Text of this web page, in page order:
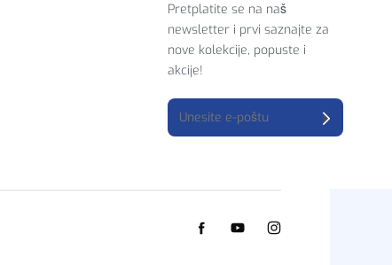
Pretplatite se na naš
newsletter i prvi saznajte za
nove kolekcije, popuste i
akcije!